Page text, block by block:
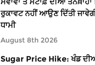
ਰੁਕਾਵਟ ਨਹੀਂ ਆਉਣ ਦਿੱਤੀ
ਧਾਮੀ
August 8th 2026
Sugar Price Hike: ਖੰਡ